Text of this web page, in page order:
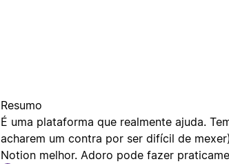
Resumo
É uma plataforma que realmente ajuda.
acharem um contra por ser difícil de
Notion melhor. Adoro pode fazer